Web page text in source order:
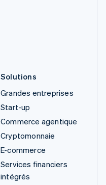
Solutions
Grandes entreprises
Start-up
Commerce agentique
Cryptomonnaie
E-commerce
Services financiers
intégrés